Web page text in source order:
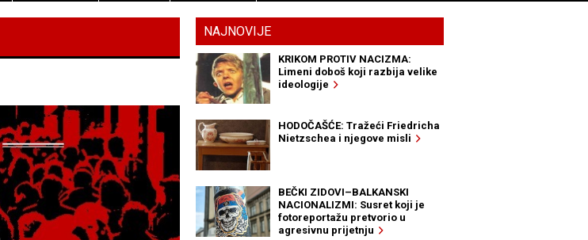
NAJNOVIJE
KRIKOM PROTIV NACIZMA:
Limeni doboš koji razbija velike
ideologije
HODOČAŠĆE: Tražeći Friedricha
Nietzschea i njegove misli
BEČKI ZIDOVI–BALKANSKI
NACIONALIZMI: Susret koji je
fotoreportažu pretvorio u
agresivnu prijetnju